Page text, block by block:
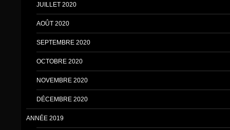
JUILLET 2020
AOÛT 2020
SEPTEMBRE 2020
OCTOBRE 2020
NOVEMBRE 2020
DÉCEMBRE 2020
ANNÉE 2019